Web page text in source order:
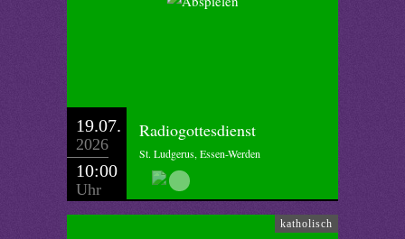
19.07.
2026
10:00
Uhr
Radiogottesdienst
St. Ludgerus, Essen-Werden
katholisch